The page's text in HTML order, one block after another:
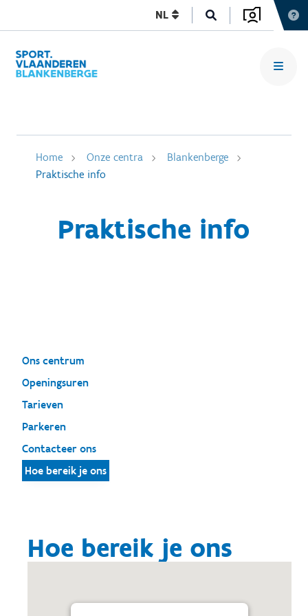
NL
Home Onze centra
Blankenberge
Praktische info
Praktische info
Ons centrum
Openingsuren
Tarieven
Parkeren
Contacteer ons
Hoe bereik je ons
Hoe bereik je ons